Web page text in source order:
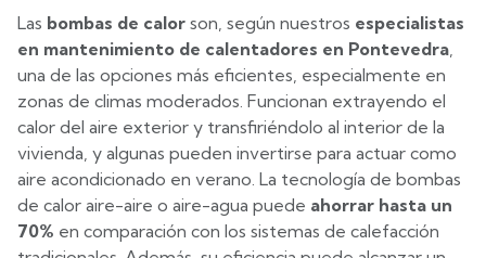
Las bombas de calor son, según nuestros especialistas
en mantenimiento de calentadores en Pontevedra
una de las opciones más eficientes, especialmente en
zonas de climas moderados. Funcionan extrayendo el
calor del aire exterior y transfiriéndolo al interior de la
vivienda, y algunas pueden invertirse para actuar como
aire acondicionado en verano. La tecnología de bombas
de calor aire-aire o aire-agua puede ahorrar hasta un
70% en comparación con los sistemas de calefacción